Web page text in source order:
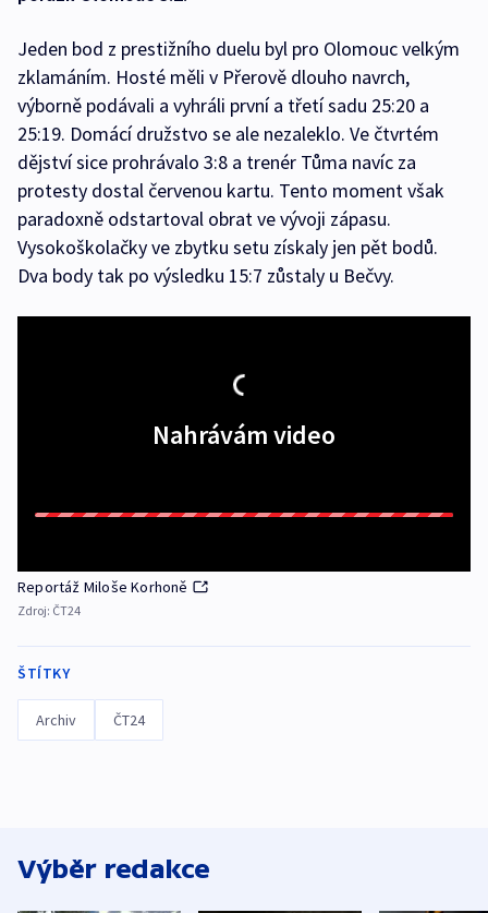
Jeden bod z prestižního duelu byl pro Olomouc velkým
zklamáním. Hosté měli v Přerově dlouho navrch,
výborně podávali a vyhráli první a třetí sadu 25:20 a
25:19. Domácí družstvo se ale nezaleklo. Ve čtvrtém
dějství sice prohrávalo 3:8 a trenér Tůma navíc za
protesty dostal červenou kartu. Tento moment však
paradoxně odstartoval obrat ve vývoji zápasu.
Vysokoškolačky ve zbytku setu získaly jen pět bodů.
Dva body tak po výsledku 15:7 zůstaly u Bečvy.
Nahrávám video
Reportáž Miloše Korhoně
Zdroj: ČT24
ŠTÍTKY
Archiv ČT24
Výběr redakce